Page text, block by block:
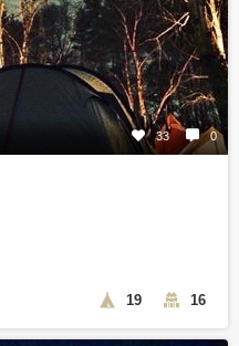
33 0
19 16